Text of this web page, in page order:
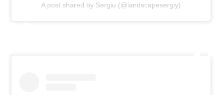
A post shared by Sergiu (@landscapesergiy)